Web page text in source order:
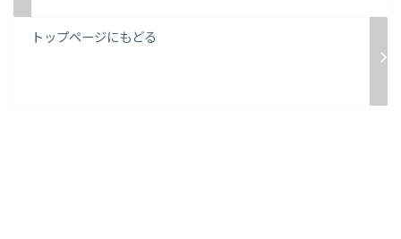
トップページにもどる